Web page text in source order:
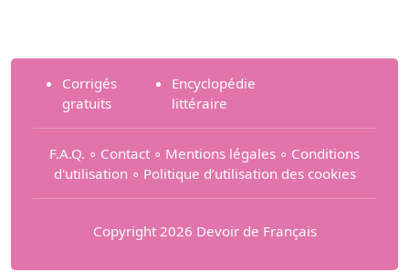
Corrigés
gratuits
Encyclopédie
littéraire
F.A.Q. ∘ Contact ∘ Mentions légales ∘ Conditions
d'utilisation ∘ Politique d’utilisation des cookies
Copyright 2026 Devoir de Français